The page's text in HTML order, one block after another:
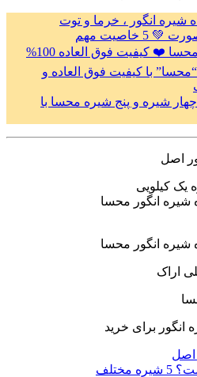
خاصیت مهم
❤️ کیفیت فوق العاده 100%
با کیفیت فوق العاده و
شیره و پنج شیره محسا با
شیره انگور محسا
شیره انگور محسا
اصل